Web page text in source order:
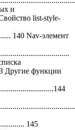
и
list-style-
140 Nav-элемент
Другие функции
145